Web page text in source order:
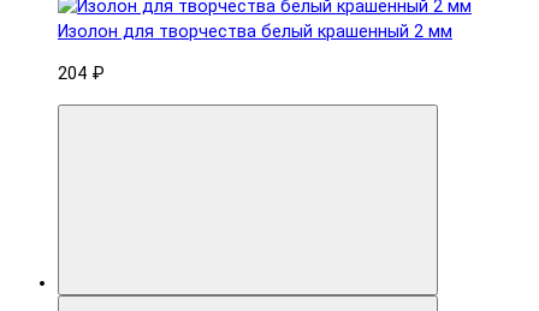
Изолон для творчества белый крашенный 2 мм
204 ₽